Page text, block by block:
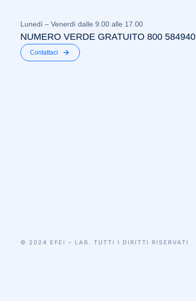
Lunedì – Venerdì dalle 9.00 alle 17.00
NUMERO VERDE GRATUITO 800 584940
Contattaci
© 2024 EFEI – LAB. TUTTI I DIRITTI RISERVATI